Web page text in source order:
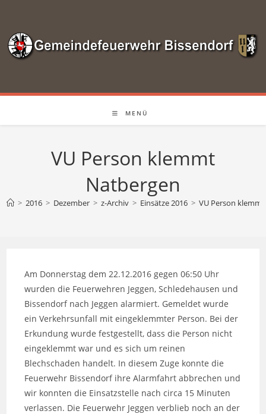
springen
MENÜ
VU Person klemmt
Natbergen
> 2016 > Dezember > z-Archiv > Einsätze 2016 > VU Person
Am Donnerstag dem 22.12.2016 gegen 06:50 Uhr
wurden die Feuerwehren Jeggen, Schledehausen und
Bissendorf nach Jeggen alarmiert. Gemeldet wurde
ein Verkehrsunfall mit eingeklemmter Person. Bei der
Erkundung wurde festgestellt, dass die Person nicht
eingeklemmt war und es sich um reinen
Blechschaden handelt. In diesem Zuge konnte die
Feuerwehr Bissendorf ihre Alarmfahrt abbrechen und
wir konnten die Einsatzstelle nach circa 15 Minuten
verlassen. Die Feuerwehr Jeggen verblieb noch an der